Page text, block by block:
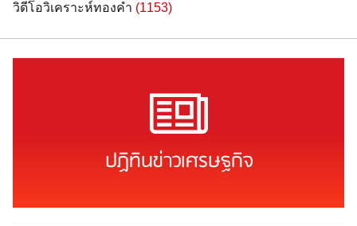
วิดีโอวิเคราะห์ทองคำ (1153)
ปฏิทินข่าวเศรษฐกิจ